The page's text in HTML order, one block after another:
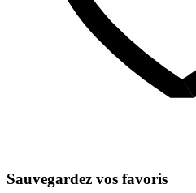
Sauvegardez vos favoris